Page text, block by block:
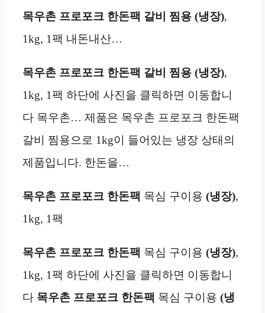
목우촌 프로포크 한돈팩 갈비 찜용 (냉장),
1kg, 1팩 내돈내산…
목우촌 프로포크 한돈팩 갈비 찜용 (냉장),
1kg, 1팩 하단에 사진을 클릭하면 이동합니
다 목우촌… 제품은 목우촌 프로포크 한돈팩
갈비 찜용으로 1kg이 들어있는 냉장 상태의
제품입니다. 한돈을…
목우촌 프로포크 한돈팩 목심 구이용 (냉장),
1kg, 1팩
목우촌 프로포크 한돈팩 목심 구이용 (냉장),
1kg, 1팩 하단에 사진을 클릭하면 이동합니
다 목우촌 프로포크 한돈팩 목심 구이용 (냉